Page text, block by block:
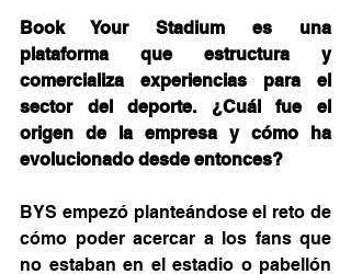
Book Your Stadium es una
plataforma que estructura y
comercializa experiencias para el
sector del deporte. ¿Cuál fue el
origen de la empresa y cómo ha
evolucionado desde entonces?
BYS empezó planteándose el reto de
cómo poder acercar a los fans que
no estaban en el estadio o pabellón